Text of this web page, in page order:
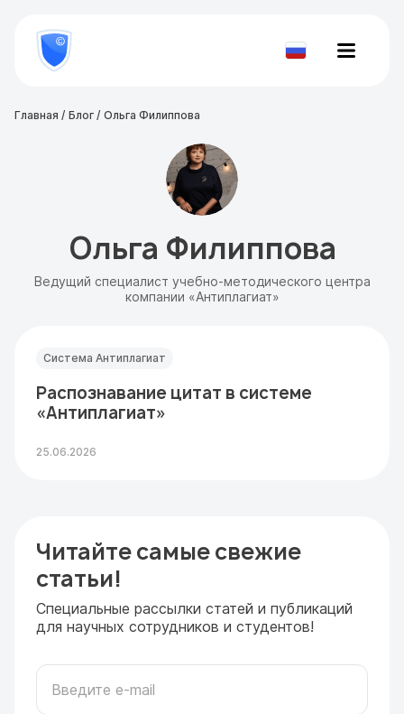
800
777-
81-Проверить
Главная Блог Ольга Филиппова
Ольга Филиппова
Ведущий специалист учебно-методического центра
компании «Антиплагиат»
Система Антиплагиат
Распознавание цитат в системе
«Антиплагиат»
25.06.2026
Читайте самые свежие
статьи!
Специальные рассылки статей и публикаций
для научных сотрудников и студентов!